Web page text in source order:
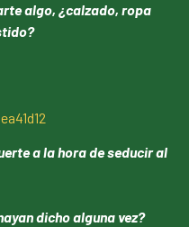
algo, ¿calzado, ropa
a la hora de seducir al
dicho alguna vez?